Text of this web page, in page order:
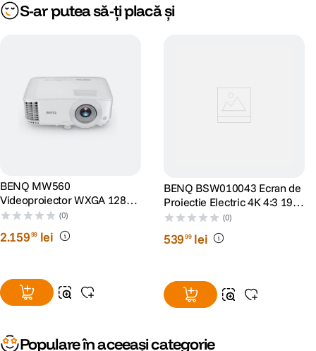
S-ar putea să-ți placă și
BENQ MW560
Videoproiector WXGA 1280 x
800 4000 ANSI lumeni DLP
(0)
2.15999 lei
BENQ BSW010043 Ecran de
Proiectie Electric 4K 4:3 197
x 147 cm
(0)
53999 lei
Populare în aceeași categorie